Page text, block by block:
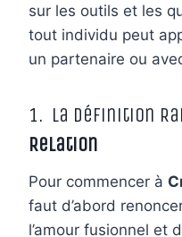
sur les outils et les
tout individu peut
un partenaire ou
1. La Définition
Relation
Pour commencer à
faut d’abord
l’amour fusionnel et